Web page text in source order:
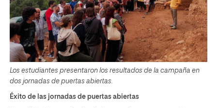
Los estudiantes presentaron los resultados de la campaña en
dos jornadas de puertas abiertas.
Éxito de las jornadas de puertas abiertas